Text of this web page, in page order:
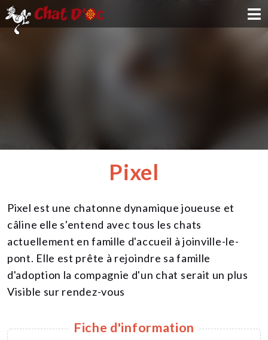
NOUS SOUTENIR
CONTACT
Pixel
Pixel est une chatonne dynamique joueuse et
câline elle s'entend avec tous les chats
actuellement en famille d'accueil à joinville-le-
pont. Elle est prête à rejoindre sa famille
d'adoption la compagnie d'un chat serait un plus
Visible sur rendez-vous
Fiche d'information